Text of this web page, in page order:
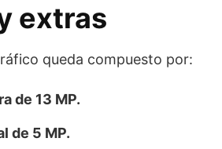
extras
queda compuesto por:
de 13 MP.
de 5 MP.